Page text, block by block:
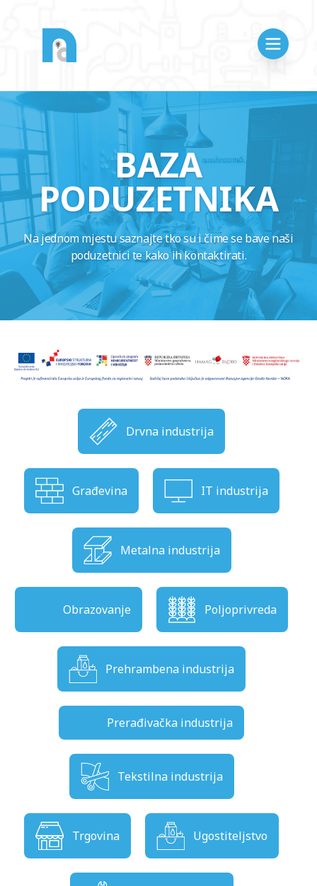
BAZA
PODUZETNIKA
Na jednom mjestu saznajte tko su i čime se bave naši
poduzetnici te kako ih kontaktirati.
Drvna industrija
Građevina IT industrija
Metalna industrija
Obrazovanje Poljoprivreda
Prehrambena industrija
Prerađivačka industrija
Tekstilna industrija
Trgovina Ugostiteljstvo